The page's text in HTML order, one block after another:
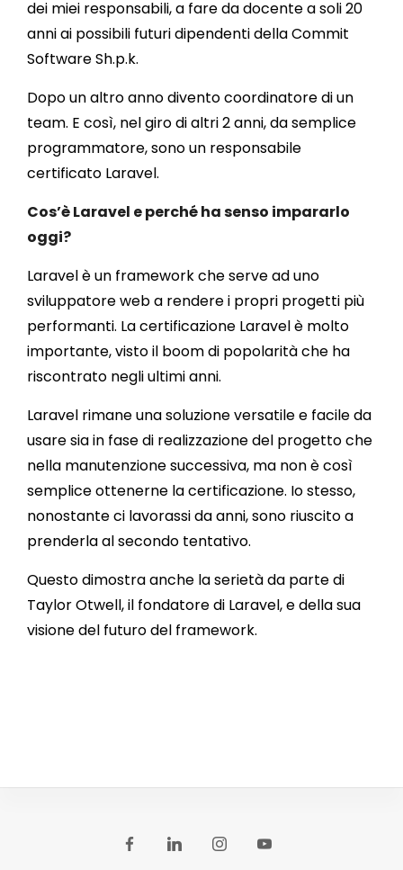
dei miei responsabili, a fare da docente a soli 20
anni ai possibili futuri dipendenti della Commit
Software Sh.p.k.
Dopo un altro anno divento coordinatore di un
team. E così, nel giro di altri 2 anni, da semplice
programmatore, sono un responsabile
certificato Laravel.
Cos’è Laravel e perché ha senso impararlo
oggi?
Laravel è un framework che serve ad uno
sviluppatore web a rendere i propri progetti più
performanti. La certificazione Laravel è molto
importante, visto il boom di popolarità che ha
riscontrato negli ultimi anni.
Laravel rimane una soluzione versatile e facile da
usare sia in fase di realizzazione del progetto che
nella manutenzione successiva, ma non è così
semplice ottenerne la certificazione. Io stesso,
nonostante ci lavorassi da anni, sono riuscito a
prenderla al secondo tentativo.
Questo dimostra anche la serietà da parte di
Taylor Otwell, il fondatore di Laravel, e della sua
visione del futuro del framework.